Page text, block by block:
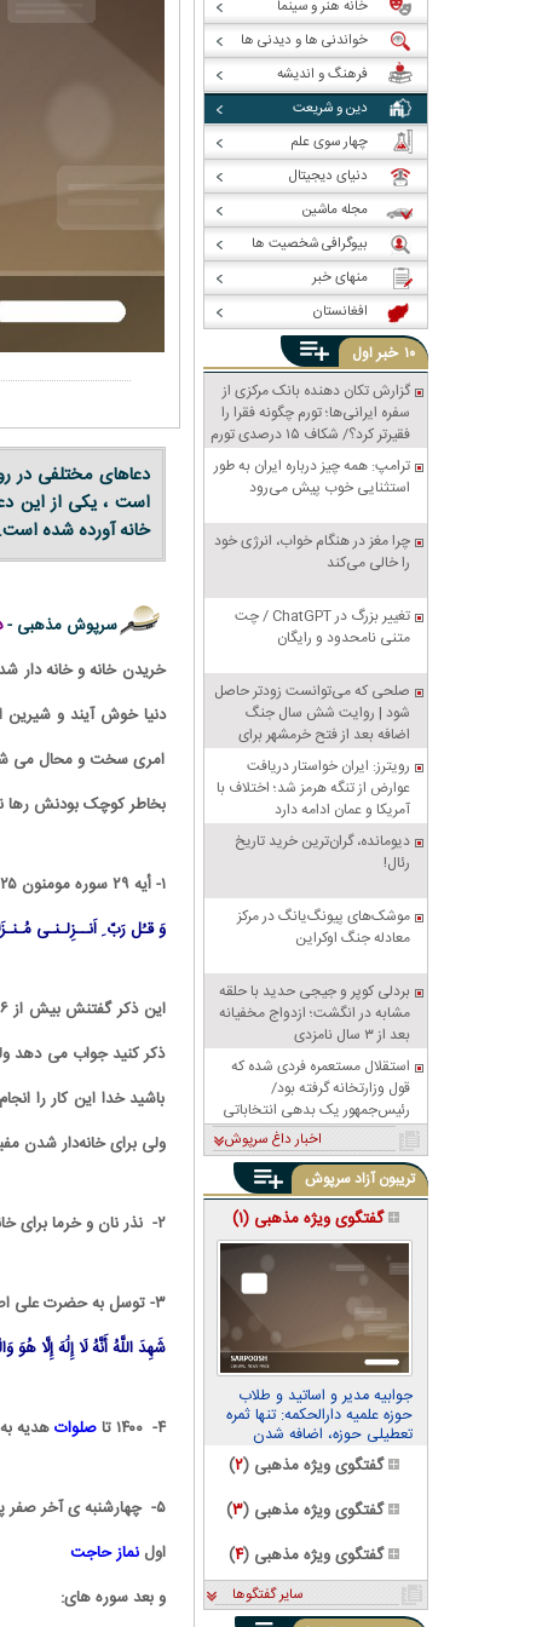
دعاهای مختلفی در
است ، یکی از این
خانه آورده شده است.
سرپوش مذهبی -
خریدن خانه و خانه دار
دنیا خوش آیند و
امری سخت و محال می
بخاطر کوچک بودنش رها
۱- أیه ۲۹ سوره مومنون ۲۵ دفعه بعد هر نماز
وَ قـُل رَبّ ِ اَنــزِلـنـی
ذکر کنید جواب می دهد
باشید خدا این کار را
ولی برای خانه‌دار شدن
۲- نذر نان و خرما برای خانم ام البنین برای خانه دار شدن
۳- توسل به حضرت علی اصغر و قرائت آیه ۱۸ سوره آل عمران: هر شب ۳۰۰ بار به مدت ۴۰ شب
شَهِدَ اللَّهُ أَنَّهُ لَا إِلَٰهَ إِلَّا هُوَ
۴- ۱۴۰۰ تا صلواتهدیه
۵- چهارشنبه ی آخر صفر پیش از غروب افتاب زیر آسمان بخوانید
اولنماز حاجت
و بعد سوره های:
خانه هنر و سینما
خواندنی ها و دیدنی ها
فرهنگ و اندیشه
دین و شریعت
چهار سوی علم
دنیای دیجیتال
مجله ماشین
بیوگرافی شخصیت ها
منهای خبر
افغانستان
۱۰ خبراول
گزارش تکان‌ دهنده بانک مرکزی از
سفره ایرانی‌ها؛ تورم چگونه فقرا را
فقیرتر کرد؟/ شکاف ۱۵ درصدی تورم
میان فقیر و غنی
ترامپ: همه چیز درباره ایران به طور
استثنایی خوب پیش می‌رود
چرا مغز در هنگام خواب، انرژی خود
را خالی می‌کند
تغییر بزرگ در ChatGPT / چت
متنی نامحدود و رایگان
صلحی که می‌توانست زودتر حاصل
شود | روایت شش سال جنگ
اضافه بعد از فتح خرمشهر برای
تنبیه متجاوز
رویترز: ایران خواستار دریافت
عوارض از تنگه هرمز شد؛ اختلاف با
آمریکا و عمان ادامه دارد
دیومانده، گران‌ترین خرید تاریخ
رئال!
موشک‌های پیونگ‌یانگ در مرکز
معادله جنگ اوکراین
بردلی کوپر و جیجی حدید با حلقه‌
مشابه در انگشت؛ ازدواج مخفیانه
بعد از ۳ سال نامزدی
استقلال مستعمره فردی شده که
قول وزارتخانه گرفته بود/
رئیس‌جمهور یک بدهی انتخاباتی
داشت، باشگاه را به او داد!
اخبار داغ سرپوش
تریبون آزاد سرپوش
گفتگوی ویژه مذهبی (۱)
جوابیه مدیر و اساتید و طلاب
حوزه علمیه دارالحکمه: تنها ثمره
تعطیلی حوزه، اضافه شدن
قطعات تجاری مسجد از حدود
۱۰۰ به ۲۰۰ رقبه در منطقه
گفتگوی ویژه مذهبی (۲)
گفتگوی ویژه مذهبی (۳)
گفتگوی ویژه مذهبی (۴)
سایر گفتگوها